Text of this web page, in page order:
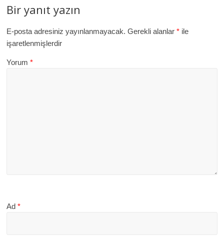
Bir yanıt yazın
E-posta adresiniz yayınlanmayacak. Gerekli alanlar* ile
işaretlenmişlerdir
Yorum*
Ad*